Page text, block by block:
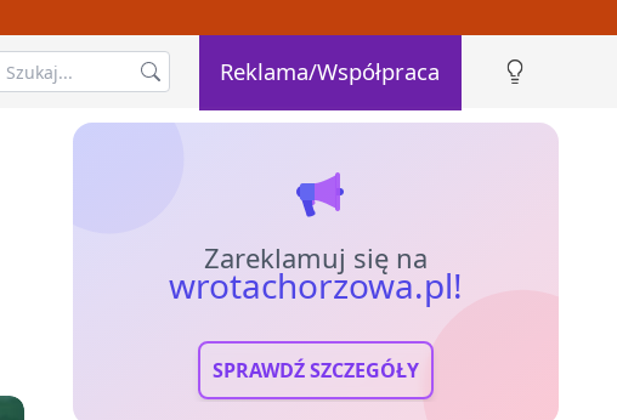
Reklama/Współpraca
Zareklamuj się na
wrotachorzowa.pl!
SPRAWDŹ SZCZEGÓŁY